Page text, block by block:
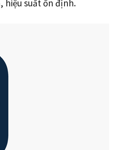
hiệu suất ổn định.